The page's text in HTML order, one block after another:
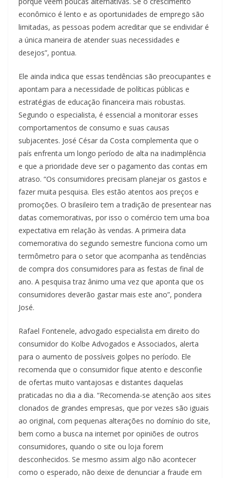
econômico é lento e as oportunidades de emprego são
limitadas, as pessoas podem acreditar que se endividar é
a única maneira de atender suas necessidades e
desejos”, pontua.
Ele ainda indica que essas tendências são preocupantes e
apontam para a necessidade de políticas públicas e
estratégias de educação financeira mais robustas.
Segundo o especialista, é essencial a monitorar esses
comportamentos de consumo e suas causas
subjacentes. José César da Costa complementa que o
país enfrenta um longo período de alta na inadimplência
e que a prioridade deve ser o pagamento das contas em
atraso. “Os consumidores precisam planejar os gastos e
fazer muita pesquisa. Eles estão atentos aos preços e
promoções. O brasileiro tem a tradição de presentear nas
datas comemorativas, por isso o comércio tem uma boa
expectativa em relação às vendas. A primeira data
comemorativa do segundo semestre funciona como um
termômetro para o setor que acompanha as tendências
de compra dos consumidores para as festas de final de
ano. A pesquisa traz ânimo uma vez que aponta que os
consumidores deverão gastar mais este ano”, pondera
José.
Rafael Fontenele, advogado especialista em direito do
consumidor do Kolbe Advogados e Associados, alerta
para o aumento de possíveis golpes no período. Ele
recomenda que o consumidor fique atento e desconfie
de ofertas muito vantajosas e distantes daquelas
praticadas no dia a dia. “Recomenda-se atenção aos sites
clonados de grandes empresas, que por vezes são iguais
ao original, com pequenas alterações no domínio do site,
bem como a busca na internet por opiniões de outros
consumidores, quando o site ou loja forem
desconhecidos. Se mesmo assim algo não acontecer
como o esperado, não deixe de denunciar a fraude em